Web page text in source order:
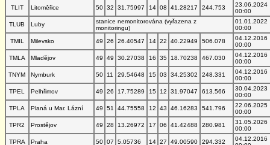
TLIT
Litoměřice 50 32 31.75997 14 08 41.28217 244.753
23.06.2024
00:00
TLUB
Luby
stanice nemonitorována (vyřazena z
monitoringu)
01.01.2022
00:00
TMIL
Milevsko 49 26 26.40547 14 22 40.22949 506.078
04.12.2016
00:00
TMLA
Mladějov 49 49 30.27038 16 35 18.70238 467.030
04.12.2016
00:00
TNYM
Nymburk 50 11 29.54648 15 03 34.25302 248.331
04.12.2016
00:00
TPEL
Pelhřimov 49 26 17.75289 15 12 31.97047 613.566
30.04.2023
00:00
TPLA
Planá u Mar. Lázní 49 51 44.75558 12 43 46.16283 541.796
22.06.2025
00:00
TPR2
Prostějov 49 28 13.26972 17 06 41.42488 280.981
31.05.2026
00:00
TPRA
Praha 50 07 5.05736 14 27 49.00590 294.332
04.12.2016